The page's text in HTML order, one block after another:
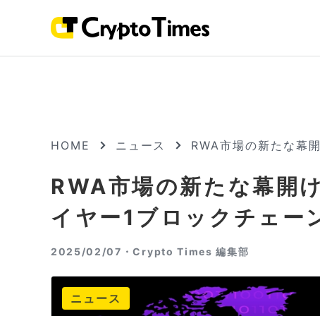
HOME ニュース RWA市場の新たな幕
RWA市場の新たな幕開
イヤー1ブロックチェー
2025/02/07・Crypto Times 編集部
ニュース